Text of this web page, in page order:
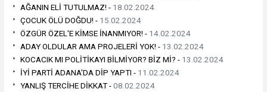
AĞANIN ELİ TUTULMAZ! - 18.02.2024
ÇOCUK ÖLÜ DOĞDU! - 15.02.2024
ÖZGÜR ÖZEL'E KİMSE İNANMIYOR! - 14.02.2024
ADAY OLDULAR AMA PROJELERİ YOK! - 13.02.2024
KOCACIK MI POLİTİKAYI BİLMİYOR? BİZ Mİ? - 13.02.2024
İYİ PARTİ ADANA'DA DİP YAPTI - 11.02.2024
YANLIŞ TERCİHE DİKKAT -08.02.2024